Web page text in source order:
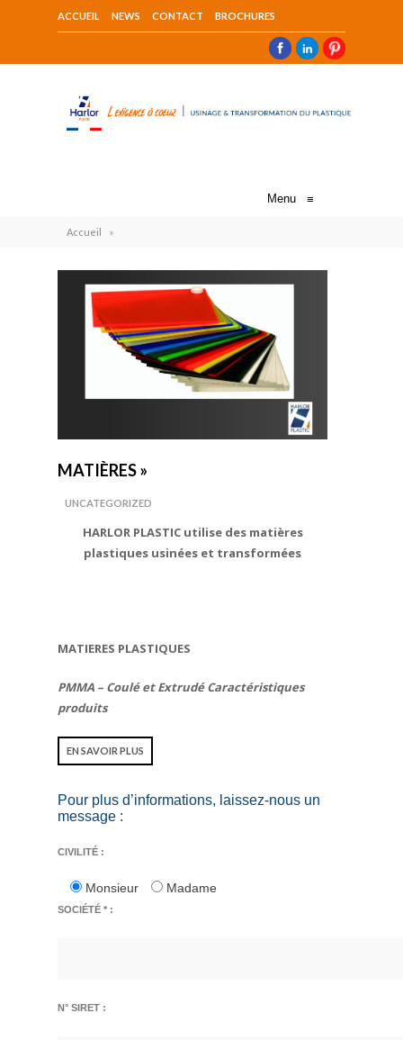
ACCUEIL NEWS CONTACT BROCHURES
Menu ≡
Accueil »
MATIÈRES »
UNCATEGORIZED
HARLOR PLASTIC utilise des matières
plastiques usinées et transformées
MATIERES PLASTIQUES
PMMA – Coulé et Extrudé Caractéristiques
produits
EN SAVOIR PLUS
Pour plus d’informations, laissez-nous un
message :
CIVILITÉ :
Monsieur Madame
SOCIÉTÉ * :
N° SIRET :